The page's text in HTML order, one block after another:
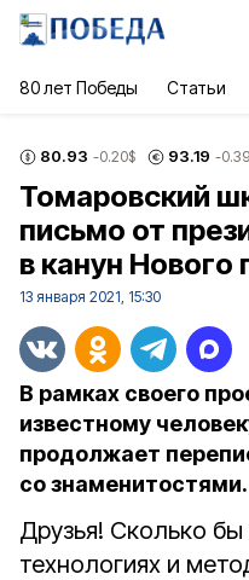
80 лет Победы Статьи
80.93 -0.20$ 93.19 -0.39
Томаровский
письмо от
в канун Нового
13 января 2021, 15:30
В рамках своего
известному
продолжает
со знаменитостями.
Друзья! Сколько
технологиях и